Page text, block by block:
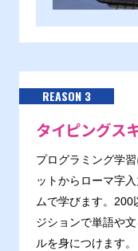
REASON 3
タイピングス
プログラミング学
ットからローマ字
ムで学びます。200
ジションで単語や
ルを身につけます。